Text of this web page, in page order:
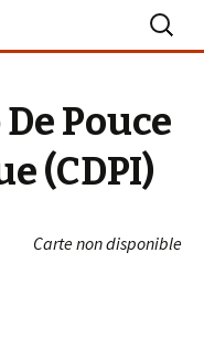
Pouce
(CDPI)
Carte non disponible